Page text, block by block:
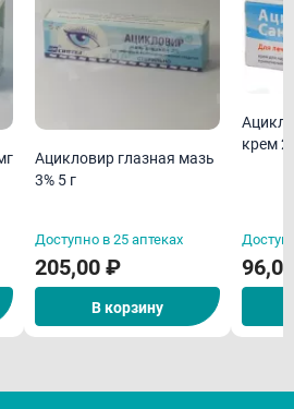
Ацикловир глазная мазь
3% 5 г
Доступно в 25 аптеках
205,00 ₽
В корзину
Ацикловир
крем 2